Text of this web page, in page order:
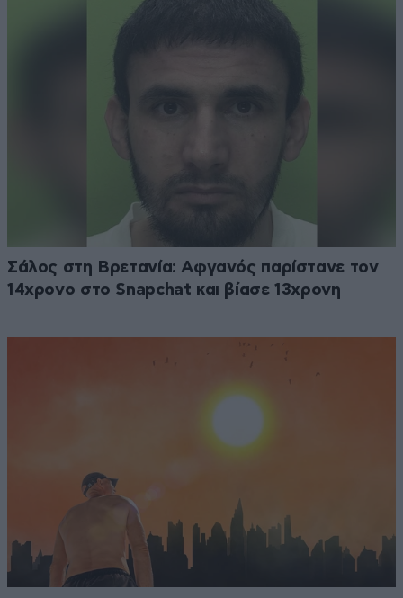
Σάλος στη Βρετανία: Αφγανός παρίστανε τον
14χρονο στο Snapchat και βίασε 13χρονη